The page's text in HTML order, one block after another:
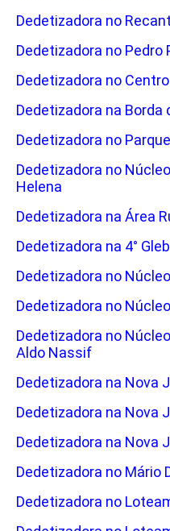
Dedetizadora no
Dedetizadora no Pedro
Dedetizadora no Centro
Dedetizadora na Borda
Dedetizadora no
Dedetizadora no
Helena
Dedetizadora na Área
Dedetizadora na 4°
Dedetizadora no
Dedetizadora no
Dedetizadora no
Aldo Nassif
Dedetizadora na Nova
Dedetizadora na Nova
Dedetizadora na Nova
Dedetizadora no Mário
Dedetizadora no